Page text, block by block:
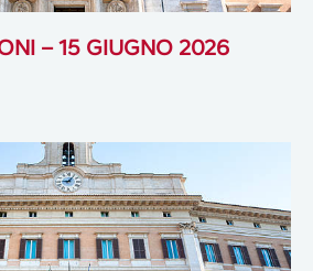
– 15 GIUGNO 2026